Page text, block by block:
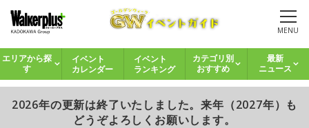
MENU
エリアから探
す
イベント
カレンダー
イベント
ランキング
カテゴリ別
おすすめ
最新
ニュース
2026年の更新は終了いたしました。来年（2027年）も
どうぞよろしくお願いします。